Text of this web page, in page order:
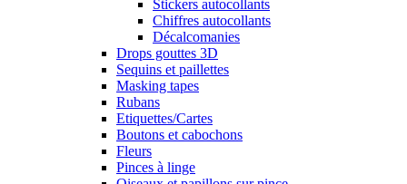
Stickers autocollants
Chiffres autocollants
Décalcomanies
Drops gouttes 3D
Sequins et paillettes
Masking tapes
Rubans
Etiquettes/Cartes
Boutons et cabochons
Fleurs
Pinces à linge